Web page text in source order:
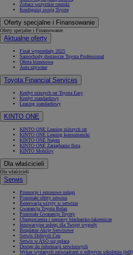
Zobacz wszystkie cenniki
Konfiguruj swoją Toyotę
Oferty specjalne i Finansowanie
Oferty specjalne i Finansowanie
Aktualne oferty
Finał wyprzedaży 2025
Samochody dostawcze Toyota Professional
Oferta biznesowa
Auta używane
Toyota Financial Services
Kredyt niższych rat Toyota Easy
Kredyt standardowy
Leasing standardowy
KINTO ONE
KINTO ONE Leasing niższych rat
KINTO ONE Leasing konsumencki
KINTO ONE Najem
KINTO ONE Zarządzanie flotą
KINTO Mobility
Dla właścicieli
Dla właścicieli
Serwis
Promocje i sezonowe usługi
Pozostałe oferty serwisu
Rezerwacja wizyty w serwisie
Gwarancja Toyota Relax
Pozostałe Gwarancje Toyoty
Ubezpieczenia i naprawy blacharsko-lakiernicze
Innowacyjne usługi dla Twojej wygody
Bezpłatne Akcje Serwisowe
Serwis Dobrych Cen
Serwis w ASO się opłaca
Dostęp do informacji serwisowych
Wykaz wydanych zaświadczeń o odbytym szkoleniu (pdf)